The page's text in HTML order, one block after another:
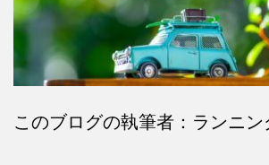
このブログの執筆者：ランニン